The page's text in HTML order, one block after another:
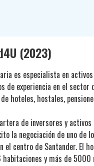
(2023)
es especialista en
de experiencia en el sector
hoteles, hostales,
de inversores y
la negociación de uno de
el centro de Santander. El
y más de